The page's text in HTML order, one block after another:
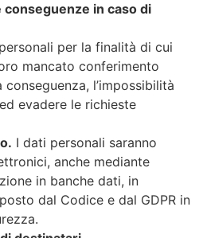
in caso di
per la finalità di cui
mancato conferimento
l’impossibilità
evadere le richieste
I dati personali saranno
anche mediante
in banche dati, in
dal Codice e dal GDPR in